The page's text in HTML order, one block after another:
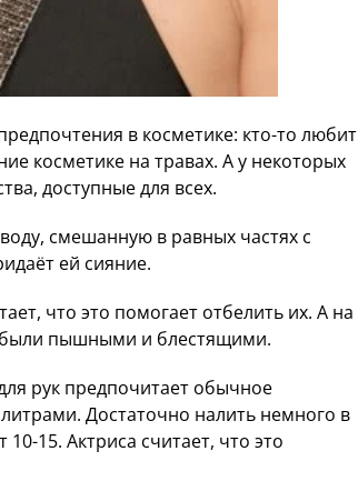
в косметике: кто-то любит
косметике на травах. А у некоторых
доступные для всех.
смешанную в равных частях с
ей сияние.
что это помогает отбелить их. А на
были пышными и блестящими.
рук предпочитает обычное
Достаточно налить немного в
15. Актриса считает, что это